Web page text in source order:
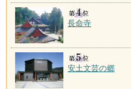
長命寺
安土文芸の郷